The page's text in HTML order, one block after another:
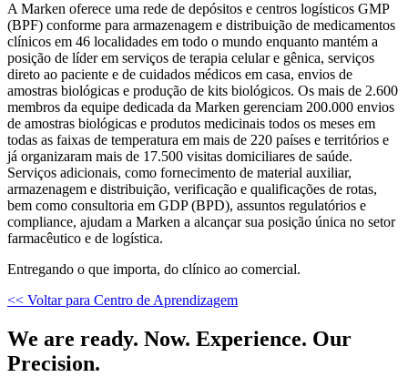
A Marken oferece uma rede de depósitos e centros logísticos GMP
(BPF) conforme para armazenagem e distribuição de medicamentos
clínicos em 46 localidades em todo o mundo enquanto mantém a
posição de líder em serviços de terapia celular e gênica, serviços
direto ao paciente e de cuidados médicos em casa, envios de
amostras biológicas e produção de kits biológicos. Os mais de 2.600
membros da equipe dedicada da Marken gerenciam 200.000 envios
de amostras biológicas e produtos medicinais todos os meses em
todas as faixas de temperatura em mais de 220 países e territórios e
já organizaram mais de 17.500 visitas domiciliares de saúde.
Serviços adicionais, como fornecimento de material auxiliar,
armazenagem e distribuição, verificação e qualificações de rotas,
bem como consultoria em GDP (BPD), assuntos regulatórios e
compliance, ajudam a Marken a alcançar sua posição única no setor
farmacêutico e de logística.
Entregando o que importa, do clínico ao comercial.
<< Voltar para Centro de Aprendizagem
We are ready. Now. Experience. Our
Precision.